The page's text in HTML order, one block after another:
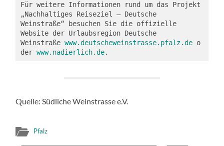
Für weitere Informationen rund um das Projekt
„Nachhaltiges Reiseziel – Deutsche
Weinstraße“ besuchen Sie die offizielle
Website der Urlaubsregion Deutsche
Weinstraße www.deutscheweinstrasse.pfalz.de o
der www.nadierlich.de.
Quelle: Südliche Weinstrasse e.V.
Pfalz